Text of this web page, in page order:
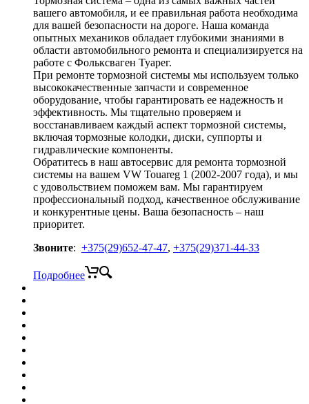
вашего автомобиля, и ее правильная работа необходима
для вашей безопасности на дороге. Наша команда
опытных механиков обладает глубокими знаниями в
области автомобильного ремонта и специализируется на
работе с Фольксваген Туарег.
При ремонте тормозной системы мы используем только
высококачественные запчасти и современное
оборудование, чтобы гарантировать ее надежность и
эффективность. Мы тщательно проверяем и
восстанавливаем каждый аспект тормозной системы,
включая тормозные колодки, диски, суппорты и
гидравлические компоненты.
Обратитесь в наш автосервис для ремонта тормозной
системы на вашем VW Touareg 1 (2002-2007 года), и мы
с удовольствием поможем вам. Мы гарантируем
профессиональный подход, качественное обслуживание
и конкурентные цены. Ваша безопасность – наш
приоритет.
Звоните: +375(29)652-47-47, +375(29)371-44-33
Подробнее